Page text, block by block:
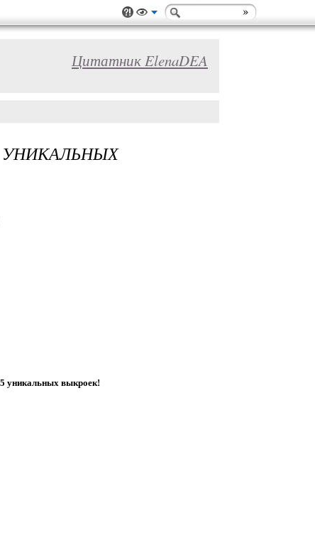
Цитатник ElenaDEA
уникальных выкроек!